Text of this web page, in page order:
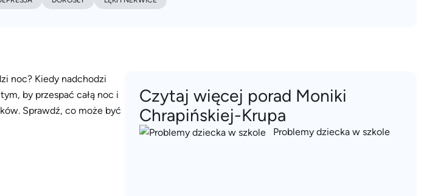
noc? Kiedy nadchodzi
by przespać całą noc i
Sprawdź, co może być
Czytaj więcej porad Moniki
Chrapińskiej-Krupa
Problemy dziecka w szkole